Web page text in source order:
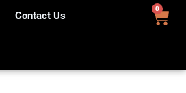
Contact Us
0